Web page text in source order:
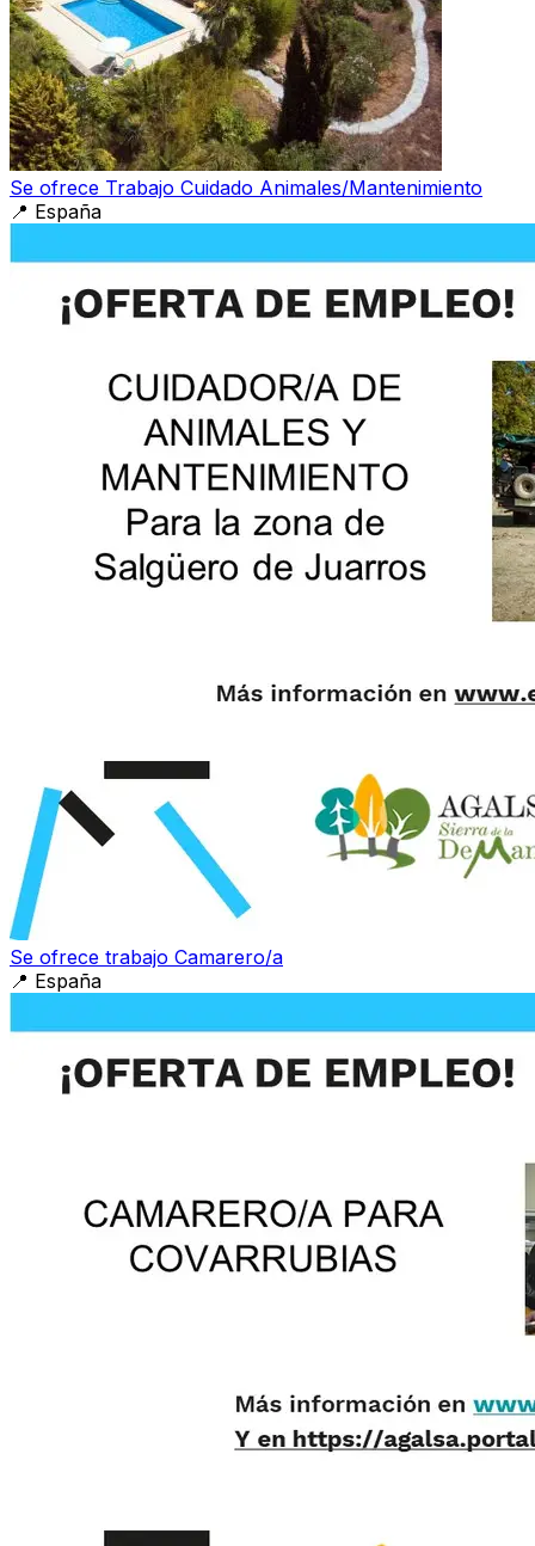
Se ofrece Trabajo Cuidado Animales/Mantenimiento
📍 España
Se ofrece trabajo Camarero/a
📍 España